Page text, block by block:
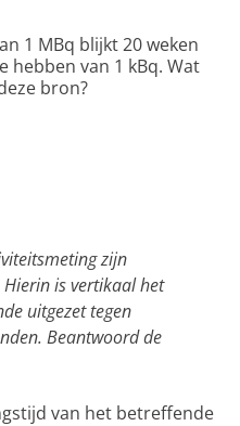
1 MBq blijkt 20 weken
hebben van 1 kBq. Wat
bron?
zijn
Hierin is vertikaal het
uitgezet tegen
Beantwoord de
van het betreffende